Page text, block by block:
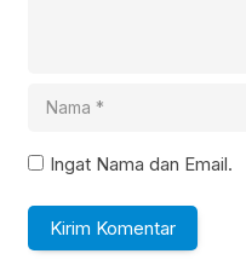
Ingat Nama dan Email.